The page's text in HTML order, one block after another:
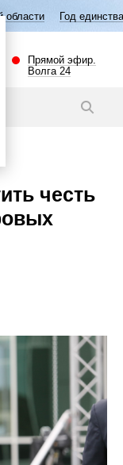
народов России
Прямой эфир.
Волга 24
честь